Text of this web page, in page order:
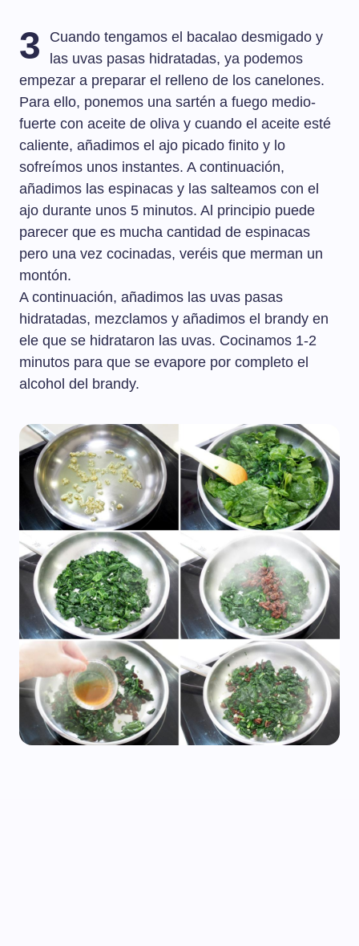
3
Cuando tengamos el bacalao desmigado y
las uvas pasas hidratadas, ya podemos
empezar a preparar el relleno de los canelones.
Para ello, ponemos una sartén a fuego medio-
fuerte con aceite de oliva y cuando el aceite esté
caliente, añadimos el ajo picado finito y lo
sofreímos unos instantes. A continuación,
añadimos las espinacas y las salteamos con el
ajo durante unos 5 minutos. Al principio puede
parecer que es mucha cantidad de espinacas
pero una vez cocinadas, veréis que merman un
montón.
A continuación, añadimos las uvas pasas
hidratadas, mezclamos y añadimos el brandy en
ele que se hidrataron las uvas. Cocinamos 1-2
minutos para que se evapore por completo el
alcohol del brandy.